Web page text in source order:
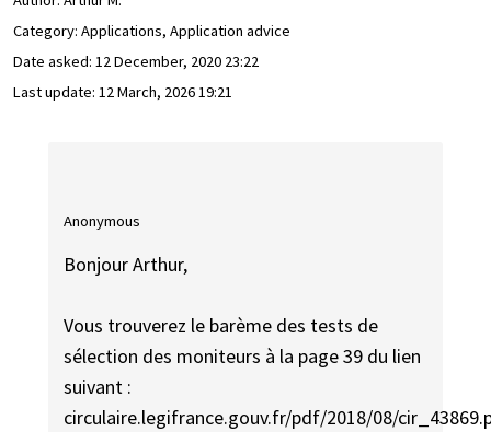
Category: Applications, Application advice
Date asked: 12 December, 2020 23:22
Last update: 12 March, 2026 19:21
Anonymous
Bonjour Arthur,
Vous trouverez le barème des tests de
sélection des moniteurs à la page 39 du lien
suivant :
circulaire.legifrance.gouv.fr/pdf/2018/08/